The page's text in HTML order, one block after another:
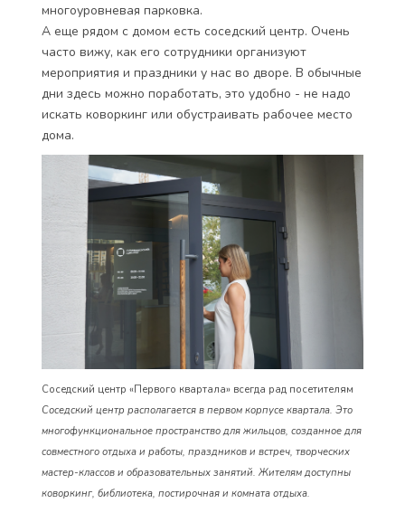
многоуровневая парковка.
А еще рядом с домом есть соседский центр. Очень
часто вижу, как его сотрудники организуют
мероприятия и праздники у нас во дворе. В обычные
дни здесь можно поработать, это удобно - не надо
искать коворкинг или обустраивать рабочее место
дома.
Соседский центр «Первого квартала» всегда рад посетителям
Соседский центр располагается в первом корпусе квартала. Это
многофункциональное пространство для жильцов, созданное для
совместного отдыха и работы, праздников и встреч, творческих
мастер-классов и образовательных занятий. Жителям доступны
коворкинг, библиотека, постирочная и комната отдыха.